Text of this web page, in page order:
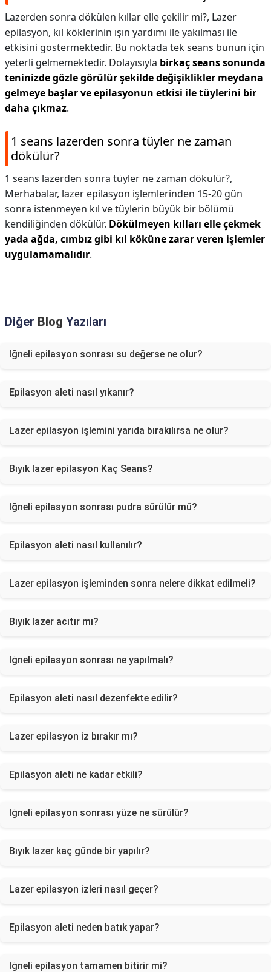
Lazerden sonra dökülen kıllar elle çekilir mi?, Lazer
epilasyon, kıl köklerinin ışın yardımı ile yakılması ile
etkisini göstermektedir. Bu noktada tek seans bunun için
yeterli gelmemektedir. Dolayısıyla birkaç seans sonunda
teninizde gözle görülür şekilde değişiklikler meydana
gelmeye başlar ve epilasyonun etkisi ile tüylerini bir
daha çıkmaz.
1 seans lazerden sonra tüyler ne zaman
dökülür?
1 seans lazerden sonra tüyler ne zaman dökülür?,
Merhabalar, lazer epilasyon işlemlerinden 15-20 gün
sonra istenmeyen kıl ve tüylerin büyük bir bölümü
kendiliğinden dökülür. Dökülmeyen kılları elle çekmek
yada ağda, cımbız gibi kıl köküne zarar veren işlemler
uygulamamalıdır.
Diğer Blog Yazıları
Iğneli epilasyon sonrası su değerse ne olur?
Epilasyon aleti nasıl yıkanır?
Lazer epilasyon işlemini yarıda bırakılırsa ne olur?
Bıyık lazer epilasyon Kaç Seans?
Iğneli epilasyon sonrası pudra sürülür mü?
Epilasyon aleti nasıl kullanılır?
Lazer epilasyon işleminden sonra nelere dikkat edilmeli?
Bıyık lazer acıtır mı?
Iğneli epilasyon sonrası ne yapılmalı?
Epilasyon aleti nasıl dezenfekte edilir?
Lazer epilasyon iz bırakır mı?
Epilasyon aleti ne kadar etkili?
Iğneli epilasyon sonrası yüze ne sürülür?
Bıyık lazer kaç günde bir yapılır?
Lazer epilasyon izleri nasıl geçer?
Epilasyon aleti neden batık yapar?
Iğneli epilasyon tamamen bitirir mi?